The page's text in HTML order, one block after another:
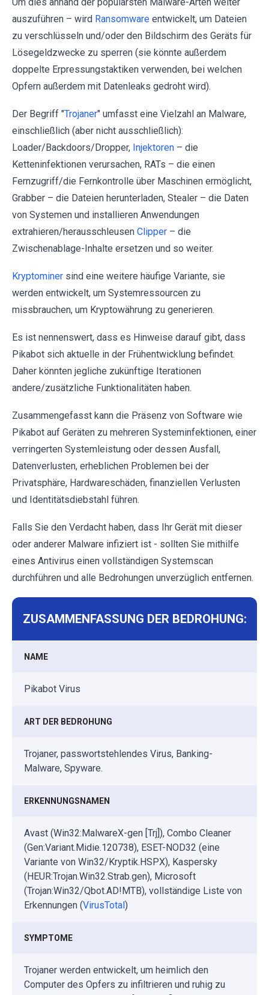
auszuführen – wird Ransomware entwickelt, um Dateien
zu verschlüsseln und/oder den Bildschirm des Geräts für
Lösegeldzwecke zu sperren (sie könnte außerdem
doppelte Erpressungstaktiken verwenden, bei welchen
Opfern außerdem mit Datenleaks gedroht wird).
Der Begriff "Trojaner" umfasst eine Vielzahl an Malware,
einschließlich (aber nicht ausschließlich):
Loader/Backdoors/Dropper, Injektoren – die
Ketteninfektionen verursachen, RATs – die einen
Fernzugriff/die Fernkontrolle über Maschinen ermöglicht,
Grabber – die Dateien herunterladen, Stealer – die Daten
von Systemen und installieren Anwendungen
extrahieren/herausschleusen Clipper – die
Zwischenablage-Inhalte ersetzen und so weiter.
Kryptominer sind eine weitere häufige Variante, sie
werden entwickelt, um Systemressourcen zu
missbrauchen, um Kryptowährung zu generieren.
Es ist nennenswert, dass es Hinweise darauf gibt, dass
Pikabot sich aktuelle in der Frühentwicklung befindet.
Daher könnten jegliche zukünftige Iterationen
andere/zusätzliche Funktionalitäten haben.
Zusammengefasst kann die Präsenz von Software wie
Pikabot auf Geräten zu mehreren Systeminfektionen, einer
verringerten Systemleistung oder dessen Ausfall,
Datenverlusten, erheblichen Problemen bei der
Privatsphäre, Hardwareschäden, finanziellen Verlusten
und Identitätsdiebstahl führen.
Falls Sie den Verdacht haben, dass Ihr Gerät mit dieser
oder anderer Malware infiziert ist - sollten Sie mithilfe
eines Antivirus einen vollständigen Systemscan
durchführen und alle Bedrohungen unverzüglich entfernen.
ZUSAMMENFASSUNG DER BEDROHUNG:
NAME
Pikabot Virus
ART DER BEDROHUNG
Trojaner, passwortstehlendes Virus, Banking-
Malware, Spyware.
ERKENNUNGSNAMEN
Avast (Win32:MalwareX-gen [Trj]), Combo Cleaner
(Gen:Variant.Midie.120738), ESET-NOD32 (eine
Variante von Win32/Kryptik.HSPX), Kaspersky
(HEUR:Trojan.Win32.Strab.gen), Microsoft
(Trojan:Win32/Qbot.AD!MTB), vollständige Liste von
Erkennungen (VirusTotal)
SYMPTOME
Trojaner werden entwickelt, um heimlich den
Computer des Opfers zu infiltrieren und ruhig zu